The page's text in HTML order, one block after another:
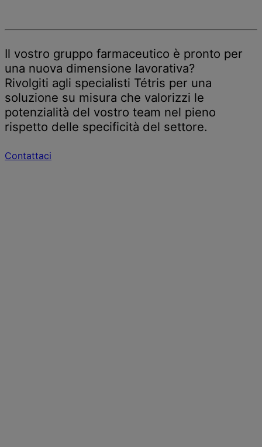
Il vostro gruppo farmaceutico è pronto per
una nuova dimensione lavorativa?
Rivolgiti agli specialisti Tétris per una
soluzione su misura che valorizzi le
potenzialità del vostro team nel pieno
rispetto delle specificità del settore.
Contattaci